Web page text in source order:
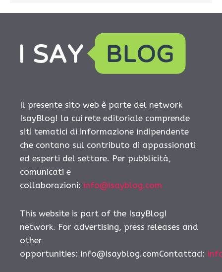
Il presente sito web è parte del network
IsayBlog! la cui rete editoriale comprende
siti tematici di informazione indipendente
che contano sul contributo di appassionati
ed esperti del settore. Per pubblicità,
comunicati e
collaborazioni: info@isayblog.com
This website is part of the IsayBlog!
network. For advertising, press releases and
other
opportunities: info@isayblog.comContattaci: